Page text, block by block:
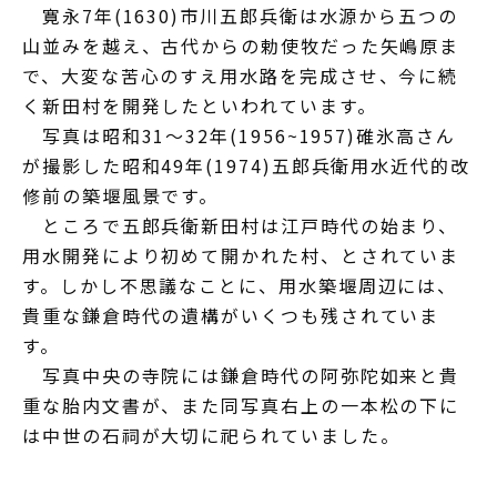
寛永7年(1630)市川五郎兵衛は水源から五つの
山並みを越え、古代からの勅使牧だった矢嶋原ま
で、大変な苦心のすえ用水路を完成させ、今に続
く新田村を開発したといわれています。
写真は昭和31～32年(1956~1957)碓氷高さん
が撮影した昭和49年(1974)五郎兵衛用水近代的改
修前の築堰風景です。
ところで五郎兵衛新田村は江戸時代の始まり、
用水開発により初めて開かれた村、とされていま
す。しかし不思議なことに、用水築堰周辺には、
貴重な鎌倉時代の遺構がいくつも残されていま
す。
写真中央の寺院には鎌倉時代の阿弥陀如来と貴
重な胎内文書が、また同写真右上の一本松の下に
は中世の石祠が大切に祀られていました。